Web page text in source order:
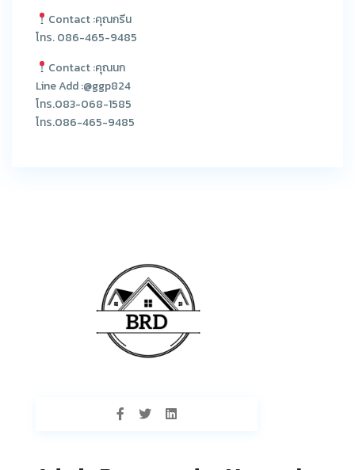
Contact :คุณกรีน
โทร. 086-465-9485
Contact :คุณนก
Line Add :@ggp824
โทร.083-068-1585
โทร.086-465-9485